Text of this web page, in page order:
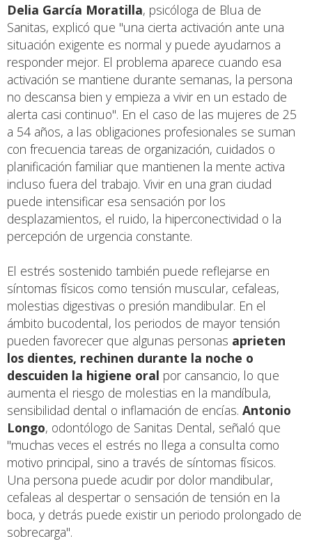
Delia García Moratilla, psicóloga de Blua de
Sanitas, explicó que "una cierta activación ante una
situación exigente es normal y puede ayudarnos a
responder mejor. El problema aparece cuando esa
activación se mantiene durante semanas, la persona
no descansa bien y empieza a vivir en un estado de
alerta casi continuo". En el caso de las mujeres de 25
a 54 años, a las obligaciones profesionales se suman
con frecuencia tareas de organización, cuidados o
planificación familiar que mantienen la mente activa
incluso fuera del trabajo. Vivir en una gran ciudad
puede intensificar esa sensación por los
desplazamientos, el ruido, la hiperconectividad o la
percepción de urgencia constante.
El estrés sostenido también puede reflejarse en
síntomas físicos como tensión muscular, cefaleas,
molestias digestivas o presión mandibular. En el
ámbito bucodental, los periodos de mayor tensión
pueden favorecer que algunas personas aprieten
los dientes, rechinen durante la noche o
descuiden la higiene oral por cansancio, lo que
aumenta el riesgo de molestias en la mandíbula,
sensibilidad dental o inflamación de encías. Antonio
Longo, odontólogo de Sanitas Dental, señaló que
"muchas veces el estrés no llega a consulta como
motivo principal, sino a través de síntomas físicos.
Una persona puede acudir por dolor mandibular,
cefaleas al despertar o sensación de tensión en la
boca, y detrás puede existir un periodo prolongado de
sobrecarga".